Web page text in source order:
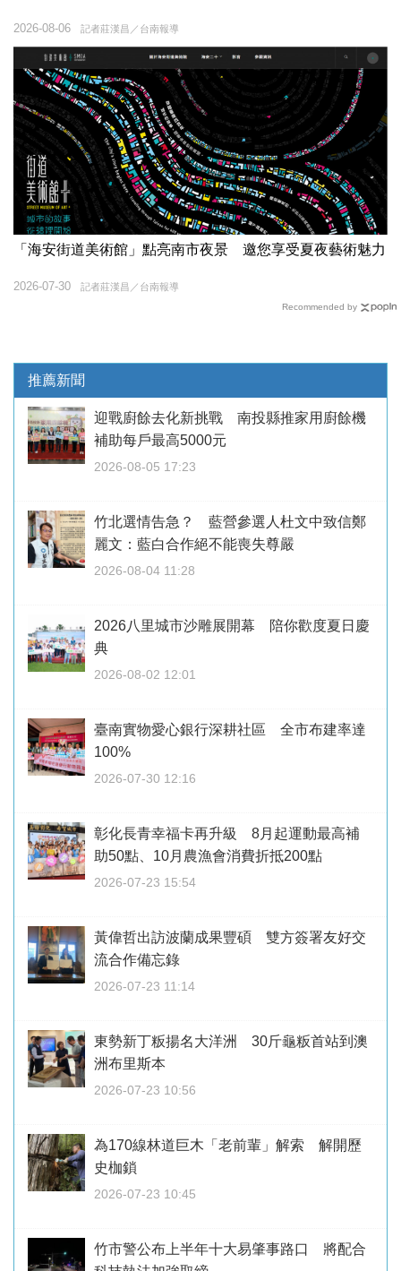
記者莊漢昌／台南報導
2026-08-06
「海安街道美術館」點亮南市夜景 邀您享受夏夜藝術魅力
記者莊漢昌／台南報導
2026-07-30
Recommended by
推薦新聞
迎戰廚餘去化新挑戰 南投縣推家用廚餘機
補助每戶最高5000元
2026-08-05 17:23
竹北選情告急？ 藍營參選人杜文中致信鄭
麗文：藍白合作絕不能喪失尊嚴
2026-08-04 11:28
2026八里城市沙雕展開幕 陪你歡度夏日慶
典
2026-08-02 12:01
臺南實物愛心銀行深耕社區 全市布建率達
100%
2026-07-30 12:16
彰化長青幸福卡再升級 8月起運動最高補
助50點、10月農漁會消費折抵200點
2026-07-23 15:54
黃偉哲出訪波蘭成果豐碩 雙方簽署友好交
流合作備忘錄
2026-07-23 11:14
東勢新丁粄揚名大洋洲 30斤龜粄首站到澳
洲布里斯本
2026-07-23 10:56
為170線林道巨木「老前輩」解索 解開歷
史枷鎖
2026-07-23 10:45
竹市警公布上半年十大易肇事路口 將配合